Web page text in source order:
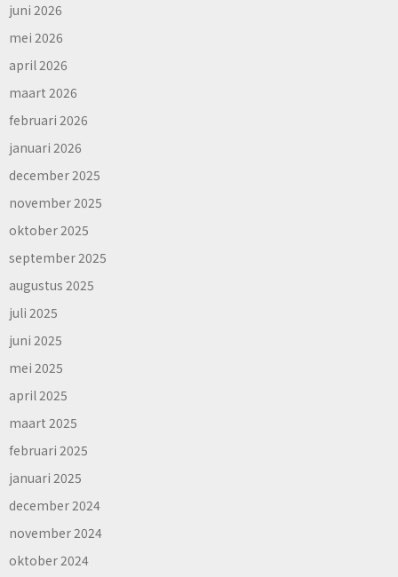
juni 2026
mei 2026
april 2026
maart 2026
februari 2026
januari 2026
december 2025
november 2025
oktober 2025
september 2025
augustus 2025
juli 2025
juni 2025
mei 2025
april 2025
maart 2025
februari 2025
januari 2025
december 2024
november 2024
oktober 2024